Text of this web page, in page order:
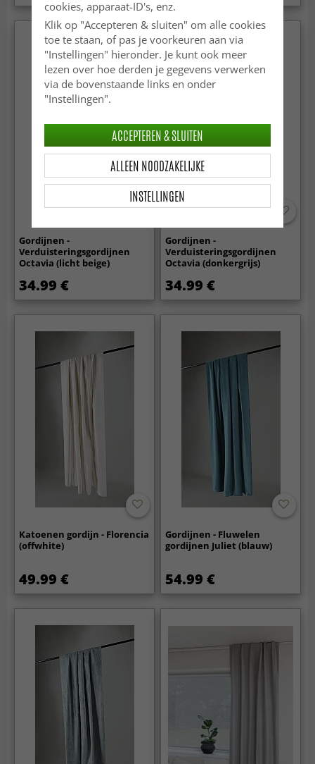
Gordijnen -
Verduisteringsgordijnen
Octavia (licht beige)
34.99 €
Gordijnen -
Verduisteringsgordijnen
Octavia (donkergrijs)
34.99 €
Katoenen gordijn - Florencia
(offwhite)
49.99 €
Gordijnen - Fluwelen
gordijnen Juliet (blauw)
54.99 €
cookies, apparaat-ID's, enz.
Klik op "Accepteren & sluiten" om alle cookies
toe te staan, of pas je voorkeuren aan via
"Instellingen" hieronder. Je kunt ook meer
lezen over hoe derden je gegevens verwerken
via de bovenstaande links en onder
"Instellingen".
INSTELLINGEN
ALLEEN NOODZAKELIJKE
ACCEPTEREN & SLUITEN